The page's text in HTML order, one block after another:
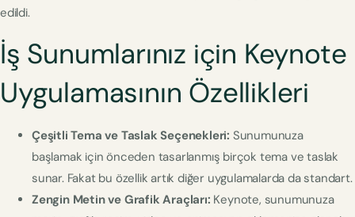
edildi.
İş Sunumlarınız için Keynote
Uygulamasının Özellikleri
Çeşitli Tema ve Taslak Seçenekleri: Sunumunuza
başlamak için önceden tasarlanmış birçok tema ve taslak
sunar. Fakat bu özellik artık diğer uygulamalarda da standart.
Zengin Metin ve Grafik Araçları: Keynote, sunumunuza